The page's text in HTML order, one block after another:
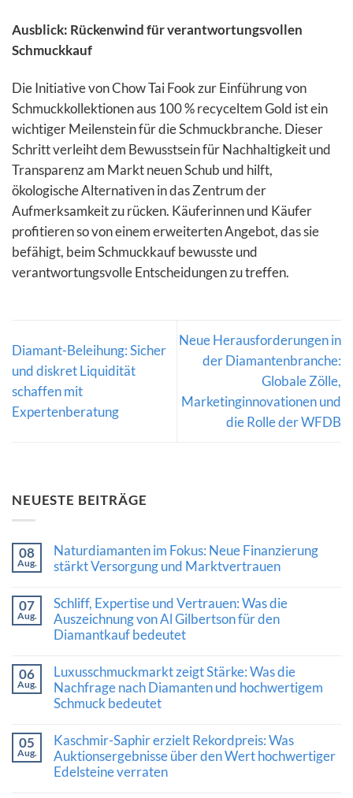
Ausblick: Rückenwind für verantwortungsvollen
Schmuckkauf
Die Initiative von Chow Tai Fook zur Einführung von
Schmuckkollektionen aus 100 % recyceltem Gold ist ein
wichtiger Meilenstein für die Schmuckbranche. Dieser
Schritt verleiht dem Bewusstsein für Nachhaltigkeit und
Transparenz am Markt neuen Schub und hilft,
ökologische Alternativen in das Zentrum der
Aufmerksamkeit zu rücken. Käuferinnen und Käufer
profitieren so von einem erweiterten Angebot, das sie
befähigt, beim Schmuckkauf bewusste und
verantwortungsvolle Entscheidungen zu treffen.
Diamant-Beleihung: Sicher
und diskret Liquidität
schaffen mit
Expertenberatung
Neue Herausforderungen in
der Diamantenbranche:
Globale Zölle,
Marketinginnovationen und
die Rolle der WFDB
NEUESTE BEITRÄGE
08
Aug.
Naturdiamanten im Fokus: Neue Finanzierung
stärkt Versorgung und Marktvertrauen
zu
Naturdiamanten
im
Fokus:
stärkt
Versorgung
und
Marktvertrauen
07
Aug.
Schliff, Expertise und Vertrauen: Was die
Auszeichnung von Al Gilbertson für den
Diamantkauf bedeutet
zu
Schliff,
Expertise
und
die
Auszeichnung
von
Al
06
Aug.
Luxusschmuckmarkt zeigt Stärke: Was die
Nachfrage nach Diamanten und hochwertigem
Schmuck bedeutet
zu
Luxusschmuckmarkt
zeigt
Stärke:
05
Aug.
Kaschmir-Saphir erzielt Rekordpreis: Was
Auktionsergebnisse über den Wert hochwertiger
Edelsteine verraten